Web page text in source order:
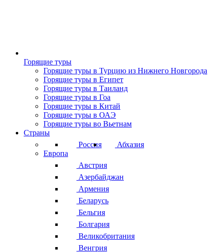
Горящие туры
Горящие туры в Турцию из Нижнего Новгорода
Горящие туры в Египет
Горящие туры в Таиланд
Горящие туры в Гоа
Горящие туры в Китай
Горящие туры в ОАЭ
Горящие туры во Вьетнам
Страны
Россия
Абхазия
Европа
Австрия
Азербайджан
Армения
Беларусь
Бельгия
Болгария
Великобритания
Венгрия